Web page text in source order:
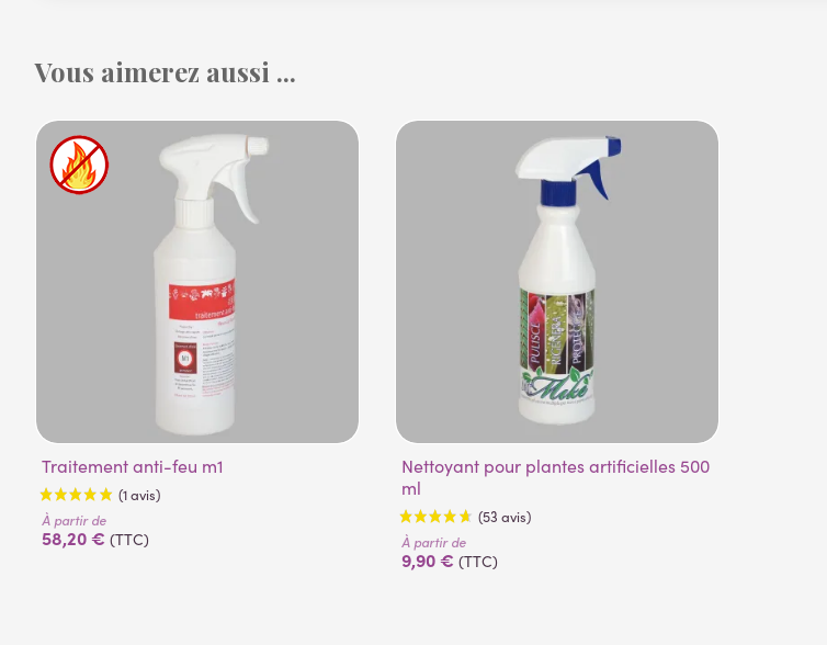
Vous aimerez aussi ...
Traitement anti-feu m1
À partir de
58,20 € (TTC)
Nettoyant pour plantes artificielles 500
ml
À partir de
9,90 € (TTC)